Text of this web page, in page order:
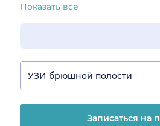
Показать все
УЗИ брюшной полости
Записаться на